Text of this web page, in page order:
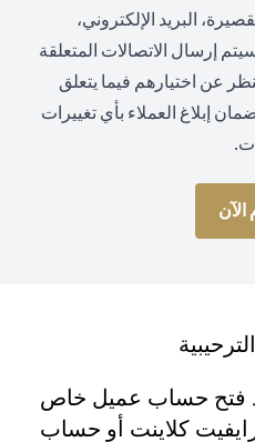
البريد الإلكتروني،
إرسال الاتصالات المتعلقة
عن اختيارهم فيما يتعلق
إبلاغ العملاء بأي تغييرات
الآن
فتح حساب عميل خاص
كلاينت أو حساب